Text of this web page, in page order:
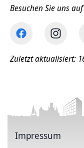
Besuchen Sie uns auf
Zuletzt aktualisiert:
Impressum